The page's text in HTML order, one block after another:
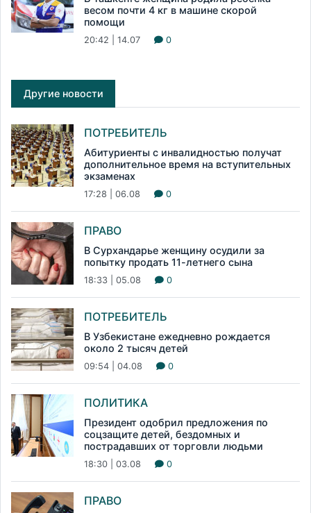
весом почти 4 кг в машине скорой
помощи
20:42 | 14.07 0
Другие новости
ПОТРЕБИТЕЛЬ
Абитуриенты с инвалидностью получат
дополнительное время на вступительных
экзаменах
17:28 | 06.08 0
ПРАВО
В Сурхандарье женщину осудили за
попытку продать 11-летнего сына
18:33 | 05.08 0
ПОТРЕБИТЕЛЬ
В Узбекистане ежедневно рождается
около 2 тысяч детей
09:54 | 04.08 0
ПОЛИТИКА
Президент одобрил предложения по
соцзащите детей, бездомных и
пострадавших от торговли людьми
18:30 | 03.08 0
ПРАВО